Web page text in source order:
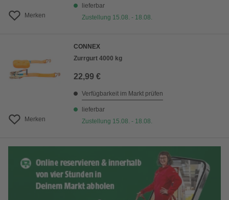
Merken
lieferbar
Zustellung 15.08. - 18.08.
Merken
CONNEX
Zurrgurt 4000 kg
22,99 €
Verfügbarkeit im Markt prüfen
lieferbar
Zustellung 15.08. - 18.08.